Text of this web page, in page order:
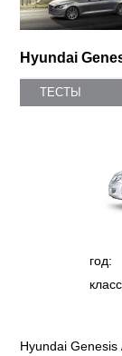
Hyundai
ТЕСТЫ
год:
Hyundai Genesis